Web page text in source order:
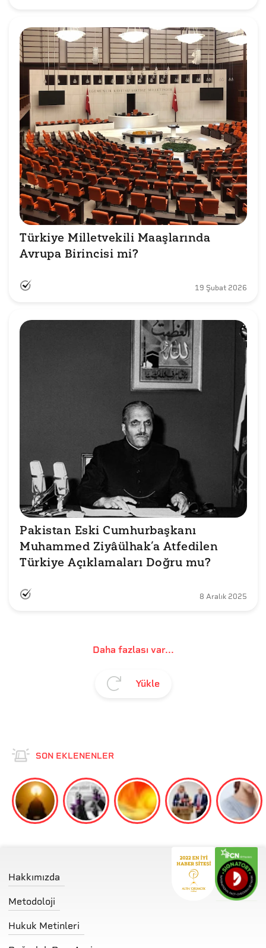
Türkiye Milletvekili Maaşlarında
Avrupa Birincisi mi?
19 Şubat 2026
Pakistan Eski Cumhurbaşkanı
Muhammed Ziyâülhak’a Atfedilen
Türkiye Açıklamaları Doğru mu?
8 Aralık 2025
Daha fazlası var...
Yükle
SON EKLENENLER
Hakkımızda
Metodoloji
Hukuk Metinleri